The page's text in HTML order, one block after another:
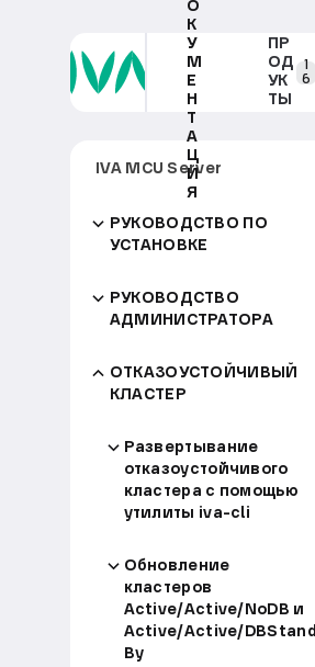
О
К
У
М
Е
Н
Т
А
Ц
И
Я
ПР
ОД
УК
ТЫ
1
6
IVA MCU Server
РУКОВОДСТВО ПО
УСТАНОВКЕ
РУКОВОДСТВО
АДМИНИСТРАТОРА
ОТКАЗОУСТОЙЧИВЫЙ
КЛАСТЕР
Развертывание
отказоустойчивого
кластера с помощью
утилиты iva-cli
Обновление
кластеров
Active/Active/NoDB и
Active/Active/DBStand
By